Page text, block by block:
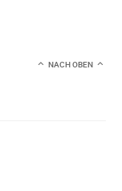
NACH OBEN